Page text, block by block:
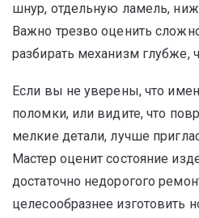
шнур, отдельную ламель,
Важно трезво оценить
разбирать механизм глубже,
Если вы не уверены, что
поломки, или видите, что
мелкие детали, лучше
Мастер оценит состояние
достаточно недорогого
целесообразнее изготовить